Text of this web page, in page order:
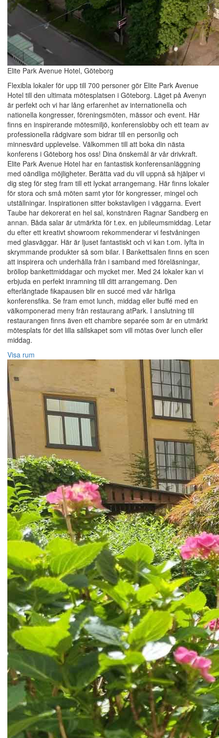
Elite Park Avenue Hotel, Göteborg
Flexibla lokaler för upp till 700 personer gör Elite Park Avenue
Hotel till den ultimata mötesplatsen i Göteborg. Läget på Avenyn
är perfekt och vi har lång erfarenhet av internationella och
nationella kongresser, föreningsmöten, mässor och event. Här
finns en inspirerande mötesmiljö, konferenslobby och ett team av
professionella rådgivare som bidrar till en personlig och
minnesvärd upplevelse. Välkommen till att boka din nästa
konferens i Göteborg hos oss! Dina önskemål är vår drivkraft.
Elite Park Avenue Hotel har en fantastisk konferensanläggning
med oändliga möjligheter. Berätta vad du vill uppnå så hjälper vi
dig steg för steg fram till ett lyckat arrangemang. Här finns lokaler
för stora och små möten samt ytor för kongresser, mingel och
utställningar. Inspirationen sitter bokstavligen i väggarna. Evert
Taube har dekorerat en hel sal, konstnären Ragnar Sandberg en
annan. Båda salar är utmärkta för t.ex. en jubileumsmiddag. Letar
du efter ett kreativt showroom rekommenderar vi festvåningen
med glasväggar. Här är ljuset fantastiskt och vi kan t.om. lyfta in
skrymmande produkter så som bilar. I Bankettsalen finns en scen
att inspirera och underhålla från i samband med föreläsningar,
bröllop bankettmiddagar och mycket mer. Med 24 lokaler kan vi
erbjuda en perfekt inramning till ditt arrangemang. Den
efterlängtade fikapausen blir en succé med vår härliga
konferensfika. Se fram emot lunch, middag eller buffé med en
välkomponerad meny från restaurang atPark. I anslutning till
restaurangen finns även ett chambre separée som är en utmärkt
mötesplats för det lilla sällskapet som vill mötas över lunch eller
middag.
Visa rum